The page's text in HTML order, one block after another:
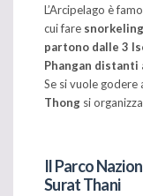
L’Arcipelago è
cui fare
partono dalle 3
Phangan distanti
Se si vuole godere
Thong si
Il Parco
Surat Thani